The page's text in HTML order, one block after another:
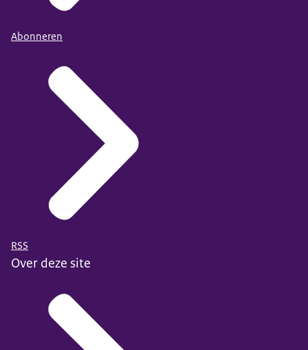
Abonneren
RSS
Over deze site